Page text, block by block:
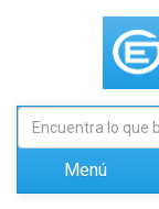
Menú